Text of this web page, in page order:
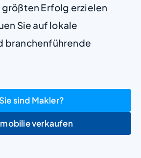
Erfolg erzielen
Sie auf lokale
branchenführende
Sie sind Makler?
verkaufen